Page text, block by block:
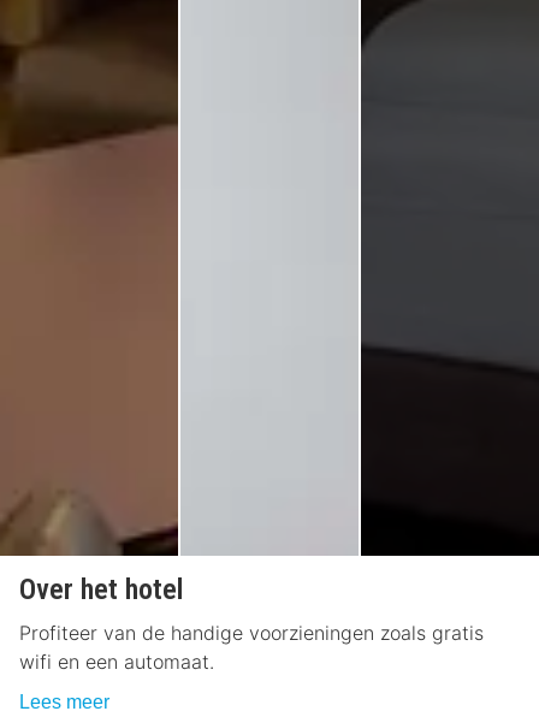
Over het hotel
Profiteer van de handige voorzieningen zoals gratis
wifi en een automaat.
Lees meer